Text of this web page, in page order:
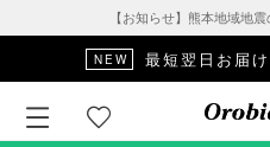
【お知らせ】熊本地域地
NEW 最短翌日お届